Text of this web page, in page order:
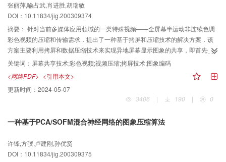
张丽萍,喻占武,肖进胜,胡瑞敏
DOI：10.11834/jig.200309374
摘要： 针对当前多媒体应用领域的一类特殊视频——全屏幕半运动非连续色调
彩色视频的压缩和传输需求．提出了一种基于拷屏和压缩技术的解决方案．该
方案主要利用拷屏和数据压缩技术来实现异地屏幕显示图象的共享，即首先使
用拷屏技术从显卡直接获取屏幕图象．然后对拷屏图象进行降低颜色分辨率的
处理；接着运用LZ77数据压缩技术进行压缩；最后打包传输。实验证明，该方
案不仅可以获得高达100：1以上的图象序列压缩比，并且具有较好的实时性和
较低的解码复杂度，因此,可广泛应用于远程教育、股评分析系统等网络多媒体
关键词： 屏幕共享技术;彩色视频;视频压缩;拷屏技术;图象编码
<网络PDF> <引用本文>
更新时间： 2024-05-07
3406
| 190 | 0
一种基于PCA/SOFM混合神经网络的图象压缩算法
许锋,方弢,卢建刚,孙优贤
DOI：10.11834/jig.200309375